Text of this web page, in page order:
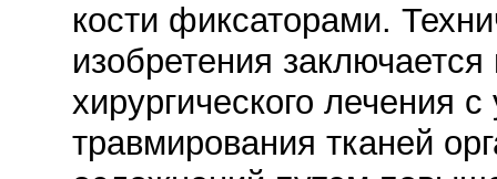
кости фиксаторами.
изобретения
хирургического лечения
травмирования тканей